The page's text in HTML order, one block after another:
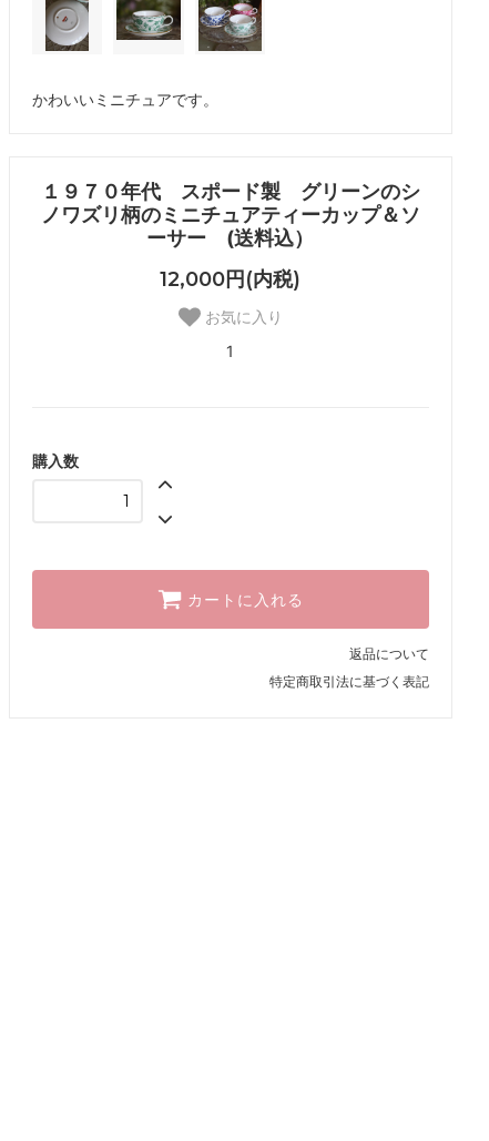
かわいいミニチュアです。
１９７０年代 スポード製 グリーンのシ
ノワズリ柄のミニチュアティーカップ＆ソ
ーサー (送料込）
12,000円(内税)
お気に入り
1
購入数
カートに入れる
返品について
特定商取引法に基づく表記